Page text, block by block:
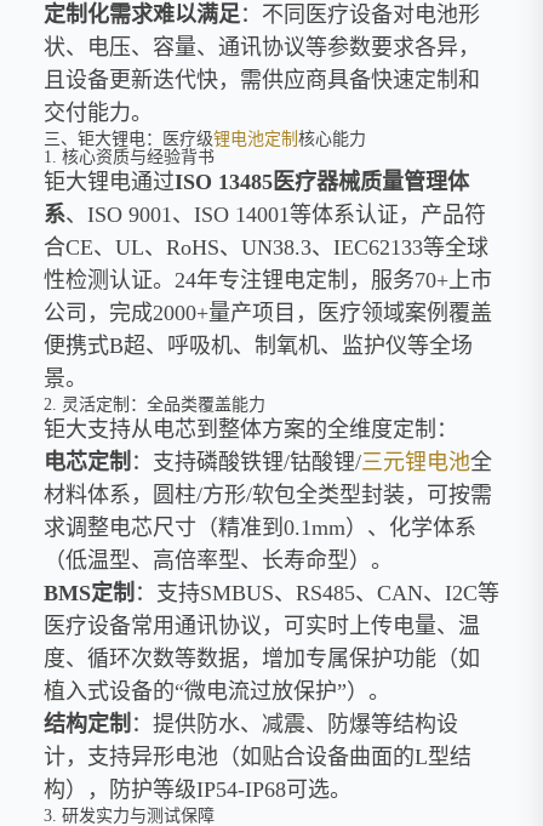
定制化需求难以满足 ：不同医疗设备对电池形
状、电压、容量、通讯协议等参数要求各异，
且设备更新迭代快，需供应商具备快速定制和
交付能力。
三、钜大锂电：医疗级锂电池定制 核心能力
1. 核心资质与经验背书
钜大锂电通过ISO 13485医疗器械质量管理体
系、ISO 9001、ISO 14001等体系认证，产品符
合CE、UL、RoHS、UN38.3、IEC62133等全球
性检测认证。24年专注锂电定制，服务70+上市
公司，完成2000+量产项目，医疗领域案例覆盖
便携式B超、呼吸机、制氧机、监护仪等全场
景。
2. 灵活定制：全品类覆盖能力
钜大支持从电芯到整体方案的全维度定制：
电芯定制 ：支持磷酸铁锂/钴酸锂/三元锂电池全
材料体系，圆柱/方形/软包全类型封装，可按需
求调整电芯尺寸（精准到0.1mm）、化学体系
（低温型、高倍率型、长寿命型）。
BMS定制 ：支持SMBUS、RS485、CAN、I2C等
医疗设备常用通讯协议，可实时上传电量、温
度、循环次数等数据，增加专属保护功能（如
植入式设备的“微电流过放保护”）。
结构定制 ：提供防水、减震、防爆等结构设
计，支持异形电池（如贴合设备曲面的L型结
构），防护等级IP54-IP68可选。
3. 研发实力与测试保障